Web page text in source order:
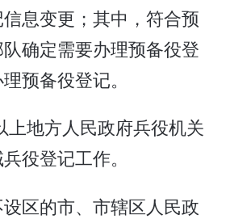
息变更；其中，符合预
确定需要办理预备役登
预备役登记。
上地方人民政府兵役机关
役登记工作。
区的市、市辖区人民政